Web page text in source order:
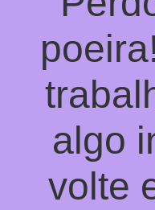
algo
volte